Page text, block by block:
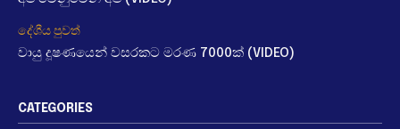
දේශීය පුවත්
වායු දූෂණයෙන් වසරකට මරණ 7000ක් (VIDEO)
CATEGORIES